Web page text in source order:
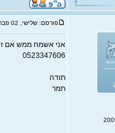
פורסם: שלישי, 02 פבר', 2010 9:44
אני אשמח ממש אם זה
0523347606
תודה
תמר